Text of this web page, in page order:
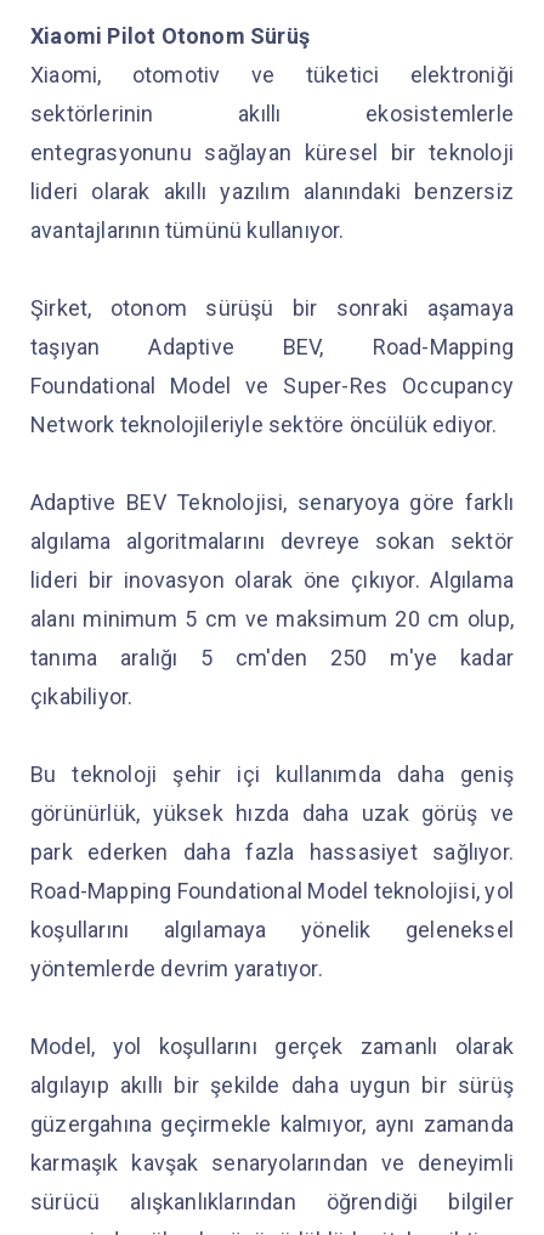
Xiaomi Pilot Otonom Sürüş
Xiaomi, otomotiv ve tüketici elektroniği
sektörlerinin akıllı ekosistemlerle
entegrasyonunu sağlayan küresel bir teknoloji
lideri olarak akıllı yazılım alanındaki benzersiz
avantajlarının tümünü kullanıyor.
Şirket, otonom sürüşü bir sonraki aşamaya
taşıyan Adaptive BEV, Road-Mapping
Foundational Model ve Super-Res Occupancy
Network teknolojileriyle sektöre öncülük ediyor.
Adaptive BEV Teknolojisi, senaryoya göre farklı
algılama algoritmalarını devreye sokan sektör
lideri bir inovasyon olarak öne çıkıyor. Algılama
alanı minimum 5 cm ve maksimum 20 cm olup,
tanıma aralığı 5 cm'den 250 m'ye kadar
çıkabiliyor.
Bu teknoloji şehir içi kullanımda daha geniş
görünürlük, yüksek hızda daha uzak görüş ve
park ederken daha fazla hassasiyet sağlıyor.
Road-Mapping Foundational Model teknolojisi, yol
koşullarını algılamaya yönelik geleneksel
yöntemlerde devrim yaratıyor.
Model, yol koşullarını gerçek zamanlı olarak
algılayıp akıllı bir şekilde daha uygun bir sürüş
güzergahına geçirmekle kalmıyor, aynı zamanda
karmaşık kavşak senaryolarından ve deneyimli
sürücü alışkanlıklarından öğrendiği bilgiler